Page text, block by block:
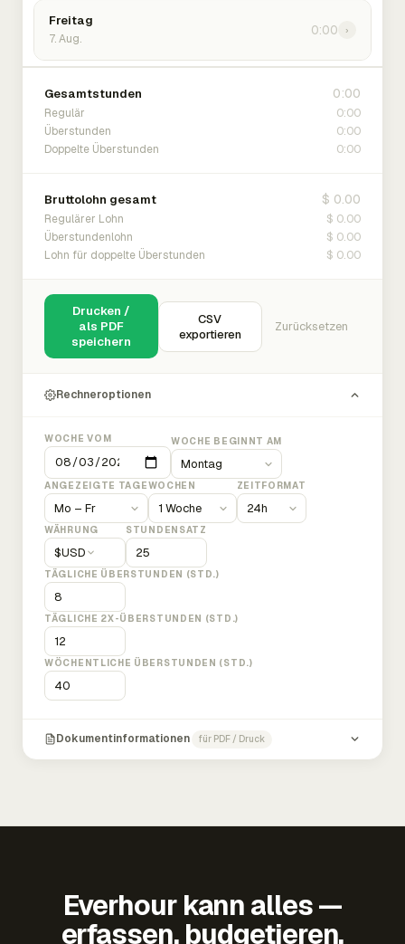
Freitag
7. Aug.
0:00 ›
Gesamtstunden 0:00
Regulär 0:00
Überstunden 0:00
Doppelte Überstunden 0:00
Bruttolohn gesamt $ 0.00
Regulärer Lohn $ 0.00
Überstundenlohn $ 0.00
Lohn für doppelte Überstunden $ 0.00
Drucken /
als PDF
speichern
CSV
exportieren
Zurücksetzen
Rechneroptionen
WOCHE VOM WOCHE BEGINNT AM
ANGEZEIGTE TAGEWOCHEN ZEITFORMAT
WÄHRUNG
$USD
STUNDENSATZ
TÄGLICHE ÜBERSTUNDEN (STD.)
TÄGLICHE 2X-ÜBERSTUNDEN (STD.)
WÖCHENTLICHE ÜBERSTUNDEN (STD.)
Dokumentinformationen für PDF / Druck
Everhour kann alles —
erfassen, budgetieren,